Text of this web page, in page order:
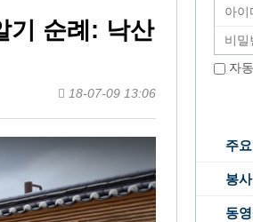
기 순례: 낙산
18-07-09 13:06
자
주요
봉사
동영